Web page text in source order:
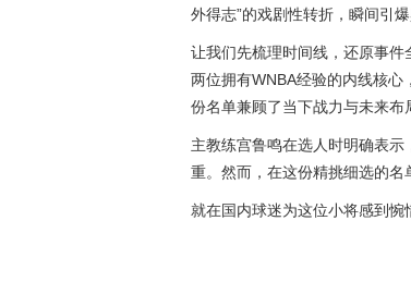
外得志”的戏剧性转折，瞬间引
让我们先梳理时间线，还原事
两位拥有WNBA经验的内线核
份名单兼顾了当下战力与未来布
主教练宫鲁鸣在选人时明确表
重。然而，在这份精挑细选的名
就在国内球迷为这位小将感到惋